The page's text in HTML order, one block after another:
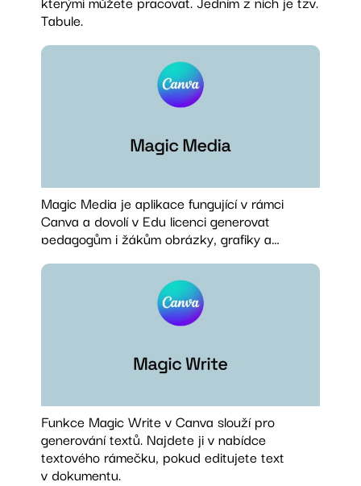
Tabule.
Magic Media je aplikace fungující v rámci
Canva a dovolí v Edu licenci generovat
pedagogům i žákům obrázky, grafiky a…
Funkce Magic Write v Canva slouží pro
generování textů. Najdete ji v nabídce
textového rámečku, pokud editujete text
v dokumentu.